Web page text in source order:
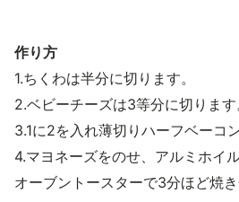
作り方
1.ちくわは半分に切ります。
2.ベビーチーズは3等分に切ります
3.1に2を入れ薄切りハーフベーコ
4.マヨネーズをのせ、アルミホイ
オーブントースターで3分ほど焼